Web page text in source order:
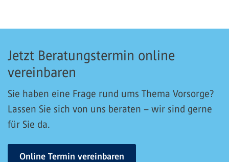
Jetzt Beratungstermin online
vereinbaren
Sie haben eine Frage rund ums Thema Vorsorge?
Lassen Sie sich von uns beraten – wir sind gerne
für Sie da.
Online Termin vereinbaren